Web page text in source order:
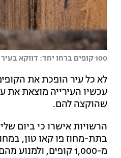
100 קופים ברחו יחד: דווקא בעיר שעורכת להם מסיבה בכל שנה | צילום: שאטרסטוק
לא כל עיר הופכת את
עכשיו העירייה מוצאת
שהוקצה להם.
בתת-מחוז פו קאו טון,
מ-1,000 קופים, ולמנוע מהם להצטרף לחבריהם.